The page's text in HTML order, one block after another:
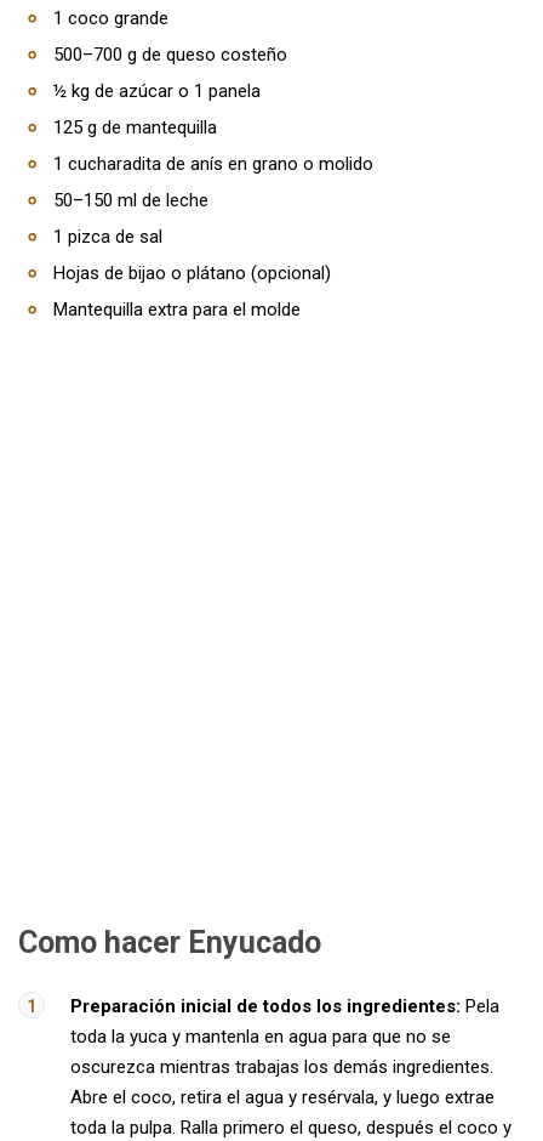
1 coco grande
500–700 g de queso costeño
½ kg de azúcar o 1 panela
125 g de mantequilla
1 cucharadita de anís en grano o molido
50–150 ml de leche
1 pizca de sal
Hojas de bijao o plátano (opcional)
Mantequilla extra para el molde
Como hacer Enyucado
Preparación inicial de todos los ingredientes: Pela
toda la yuca y mantenla en agua para que no se
oscurezca mientras trabajas los demás ingredientes.
Abre el coco, retira el agua y resérvala, y luego extrae
toda la pulpa. Ralla primero el queso, después el coco y